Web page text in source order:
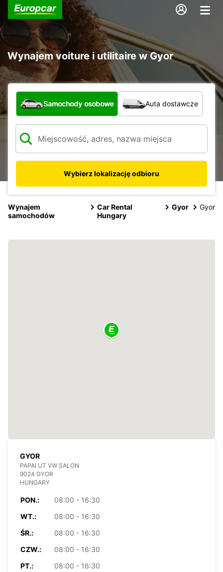
Wynajem voiture i utilitaire w Gyor
Jaki typ pojazdu?
Samochody osobowe Auta dostawcze
Wybierz lokalizację odbioru
Wynajem
samochodów
Car Rental
Hungary
Gyor Gyor
GYOR
PAPAI UT VW SALON
9024 GYOR
HUNGARY
PON.:
08:00 - 16:30
WT.:
08:00 - 16:30
ŚR.:
08:00 - 16:30
CZW.:
08:00 - 16:30
PT.:
08:00 - 16:30